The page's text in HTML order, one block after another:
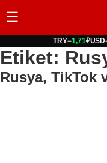
☰
TRY=1,71₽USD
Etiket:
Rusya, TikTok